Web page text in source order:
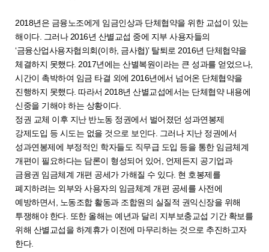
2018년은 금융노조에게 임금인상과 단체협약을 위한 교섭이 있는
해이다. 그러나 2016년 산별교섭 중에 지부 사용자들의
‘금융산업사용자협의회(이하, 금사협)’ 탈퇴로 2016년 단체협약을
체결하지 못했다. 2017년에는 산별복원이라는 큰 성과를 얻었으나,
시간이 촉박하여 임금 타결 외에 2016년에서 넘어온 단체협약을
진행하지 못했다. 따라서 2018년 산별교섭에서는 단체협약 내용에
신중을 기해야 하는 상황이다.
정권 교체 이후 지난 반노동 정권에서 벌어졌던 성과연봉제
강제도입 등 시도는 없을 것으로 보인다. 그러나 지난 정권에서
성과연봉제에 부정적인 학자들도 직무급 도입 등을 통한 임금체계
개편이 필요하다는 담론이 형성되어 있어, 언제든지 공기업과
금융권 임금체계 개편 공세가 가해질 수 있다. 현 호봉제를
폐지하려는 외부와 사용자의 임금체계 개편 공세를 사전에
예방하면서, 노동조합 활동과 조합원의 실질적 권익신장을 위해
투쟁해야 한다. 또한 올해는 예년과 달리 지부보충교섭 기간 확보를
위해 산별교섭을 하계휴가 이전에 마무리하는 것으로 추진하고자
한다.